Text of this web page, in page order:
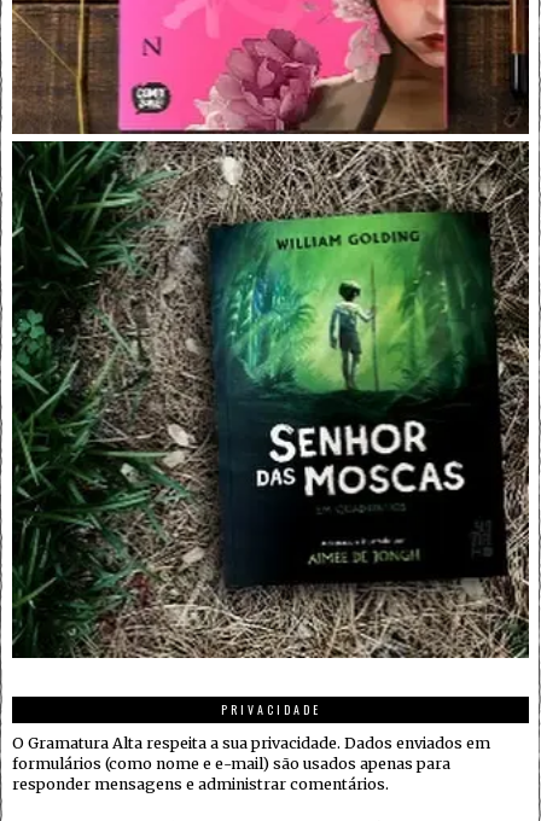
PRIVACIDADE
O Gramatura Alta respeita a sua privacidade. Dados enviados em
formulários (como nome e e-mail) são usados apenas para
responder mensagens e administrar comentários.